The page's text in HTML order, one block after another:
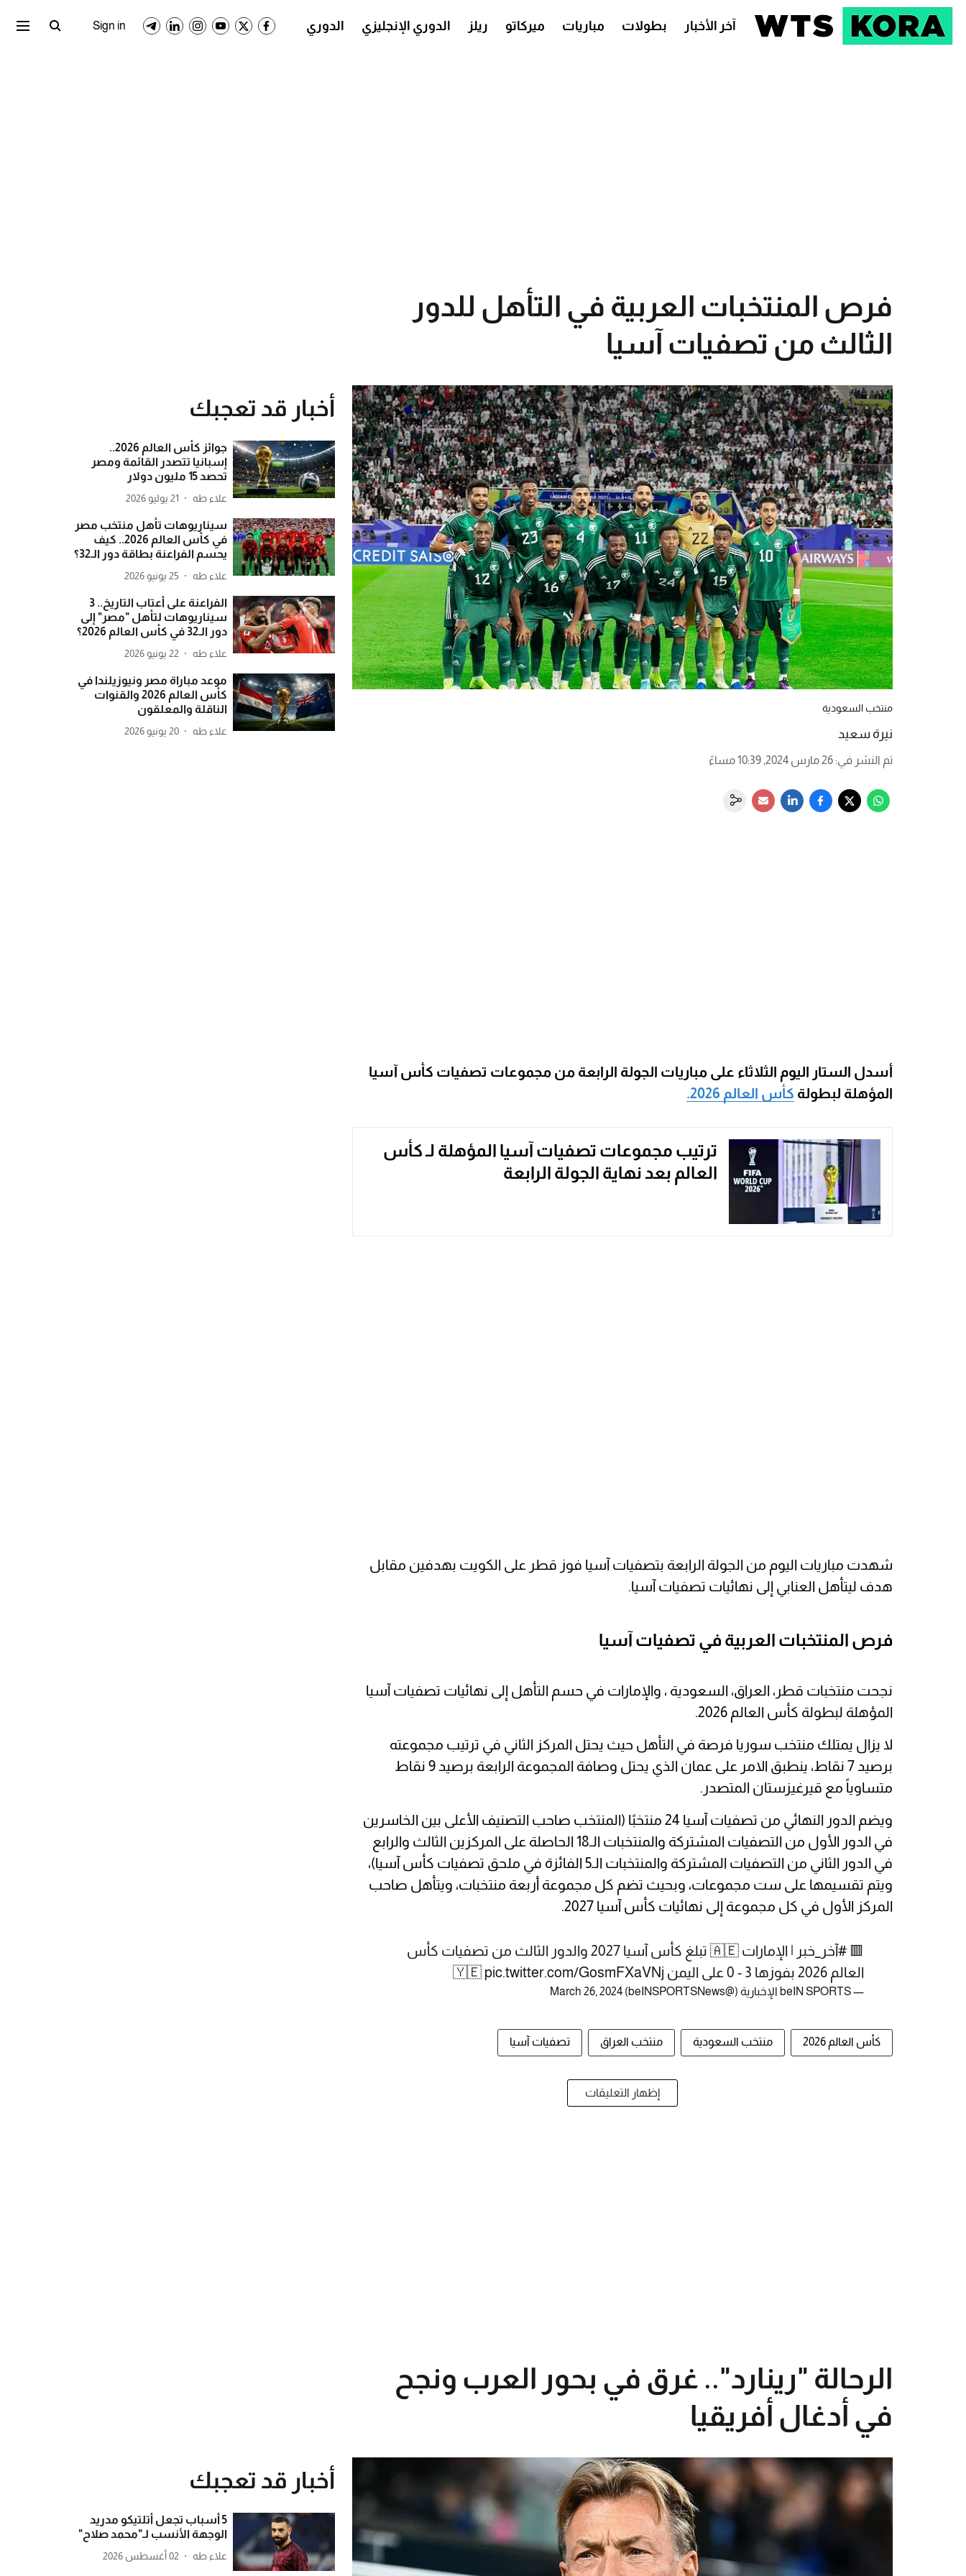
آخر الأخبار بطولات مباريات ميركاتو ريلز الدوري الإنجليزي الدوري المصري الدوري السعودي Sign in
فرص المنتخبات العربية في التأهل للدور
الثالث من تصفيات آسيا
منتخب السعودية
نيرة سعيد
تم النشر في: 26 مارس 2024, 10:39 مساءً
أسدل الستار اليوم الثلاثاء على مباريات الجولة الرابعة من مجموعات تصفيات كأس آسيا
المؤهلة لبطولة كأس العالم 2026.
ترتيب مجموعات تصفيات آسيا المؤهلة لـ كأس
العالم بعد نهاية الجولة الرابعة
شهدت مباريات اليوم من الجولة الرابعة بتصفيات آسيا فوز قطر على الكويت بهدفين مقابل
هدف ليتأهل العنابي إلى نهائيات تصفيات آسيا.
فرص المنتخبات العربية في تصفيات آسيا
نجحت منتخبات قطر، العراق، السعودية ، والإمارات في حسم التأهل إلى نهائيات تصفيات آسيا
المؤهلة لبطولة كأس العالم 2026.
لا يزال يمتلك منتخب سوريا فرصة في التأهل حيث يحتل المركز الثاني في ترتيب مجموعته
برصيد 7 نقاط، ينطبق الامر على عمان الذي يحتل وصافة المجموعة الرابعة برصيد 9 نقاط
متساوياً مع قيرغيزستان المتصدر.
ويضم الدور النهائي من تصفيات آسيا 24 منتخبًا (المنتخب صاحب التصنيف الأعلى بين الخاسرين
في الدور الأول من التصفيات المشتركة والمنتخبات الـ18 الحاصلة على المركزين الثالث والرابع
في الدور الثاني من التصفيات المشتركة والمنتخبات الـ5 الفائزة في ملحق تصفيات كأس آسيا)،
ويتم تقسيمها على ست مجموعات، وبحيث تضم كل مجموعة أربعة منتخبات، ويتأهل صاحب
المركز الأول في كل مجموعة إلى نهائيات كأس آسيا 2027.
🟥 #آخر_خبر
| الإمارات 🇦🇪 تبلغ كأس آسيا 2027 والدور الثالث من تصفيات كأس
العالم 2026 بفوزها 3 - 0 على اليمن 🇾🇪
pic.twitter.com/GosmFXaVNj
— beIN SPORTS الإخبارية (@beINSPORTSNews) March 26, 2024
كأس العالم 2026 منتخب السعودية منتخب العراق تصفيات آسيا
إظهار التعليقات
أخبار قد تعجبك
جوائز كأس العالم 2026..
إسبانيا تتصدر القائمة ومصر
تحصد 15 مليون دولار
علاء طه 21 يوليو 2026
سيناريوهات تأهل منتخب مصر
في كأس العالم 2026.. كيف
يحسم الفراعنة بطاقة دور الـ32؟
علاء طه 25 يونيو 2026
الفراعنة على أعتاب التاريخ.. 3
سيناريوهات لتأهل "مصر" إلى
دور الـ32 في كأس العالم 2026؟
علاء طه 22 يونيو 2026
موعد مباراة مصر ونيوزيلندا في
كأس العالم 2026 والقنوات
الناقلة والمعلقون
علاء طه 20 يونيو 2026
الرحالة "رينارد".. غرق في بحور العرب ونجح
في أدغال أفريقيا
أخبار قد تعجبك
5 أسباب تجعل أتلتيكو مدريد
الوجهة الأنسب لـ"محمد صلاح"
علاء طه 02 أغسطس 2026